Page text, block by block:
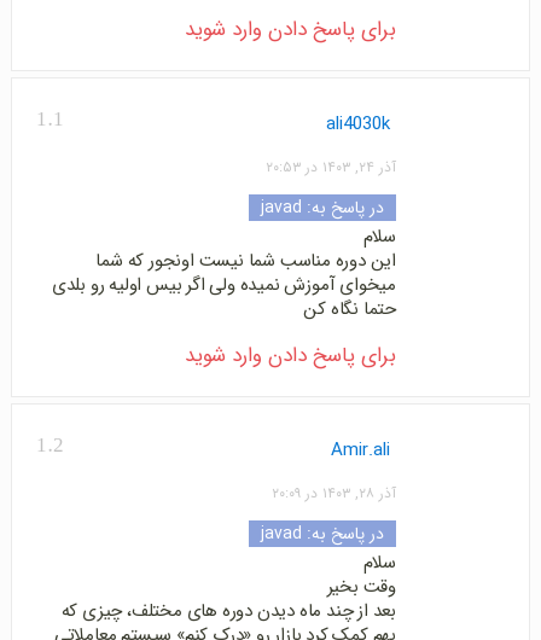
برای پاسخ دادن وارد شوید
1.1 ali4030k
آذر ۲۴, ۱۴۰۳ در ۲۰:۵۳
در پاسخ به: javad
سلام
این دوره مناسب شما نیست اونجور که شما
میخوای آموزش نمیده ولی اگر بیس اولیه رو بلدی
حتما نگاه کن
برای پاسخ دادن وارد شوید
1.2 Amir.ali
آذر ۲۸, ۱۴۰۳ در ۲۰:۰۹
در پاسخ به: javad
سلام
وقت بخیر
بعد از چند ماه دیدن دوره های مختلف، چیزی که